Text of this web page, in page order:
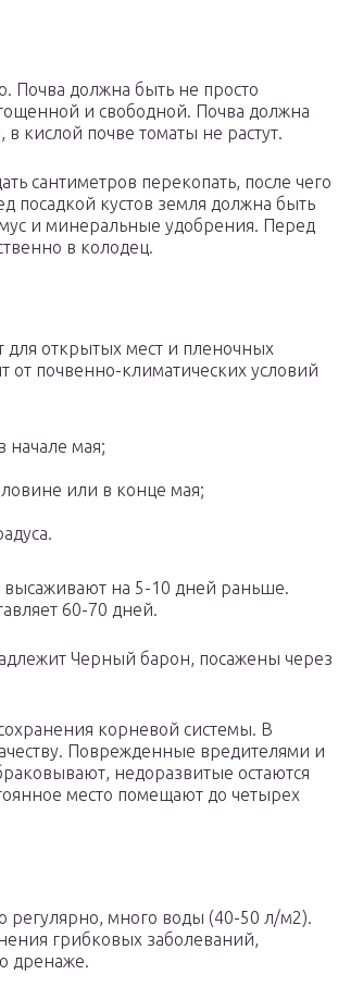
Почва должна быть не просто
и свободной. Почва должна
кислой почве томаты не растут.
сантиметров перекопать, после чего
посадкой кустов земля должна быть
и минеральные удобрения. Перед
в колодец.
открытых мест и пленочных
от почвенно-климатических условий
мая;
или в конце мая;
высаживают на 5-10 дней раньше.
60-70 дней.
Черный барон, посажены через
корневой системы. В
Поврежденные вредителями и
недоразвитые остаются
место помещают до четырех
регулярно, много воды (40-50 л/м2).
грибковых заболеваний,
дренаже.